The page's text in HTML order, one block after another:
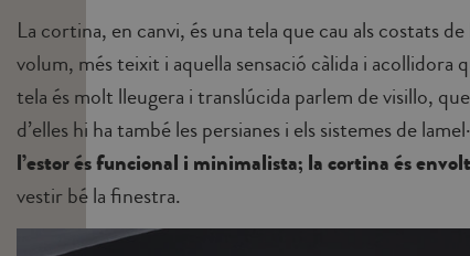
La cortina, en canvi, és una tela que cau als costats
volum, més teixit i aquella sensació càlida i acollidora
tela és molt lleugera i translúcida parlem de visillo,
d’elles hi ha també les persianes i els sistemes de
l’estor és funcional i minimalista; la cortina és
vestir bé la finestra.